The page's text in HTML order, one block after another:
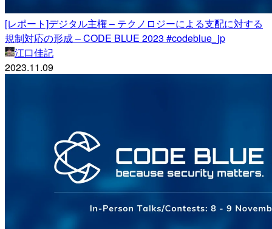
[レポート]デジタル主権 – テクノロジーによる支配に対する
規制対応の形成​​​ – CODE BLUE 2023 #codeblue_jp
江口佳記
2023.11.09